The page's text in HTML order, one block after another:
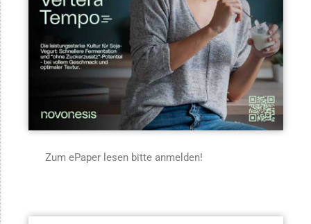
Zum ePaper lesen bitte anmelden!